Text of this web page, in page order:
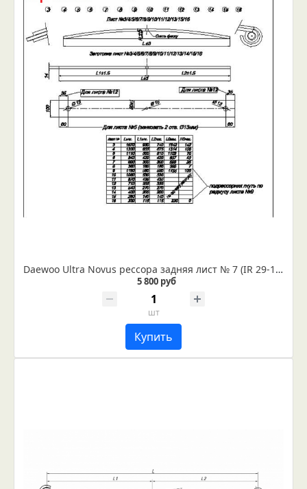
Daewoo Ultra Novus рессора задняя лист № 7 (IR 29-15-07)
5 800 руб
шт
Купить